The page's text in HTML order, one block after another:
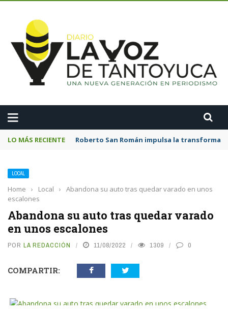
LO MÁS RECIENTE Roberto San Román impulsa la
LOCAL
Home › Local ›
Abandona su auto tras quedar varado en unos
escalones
Abandona su auto tras quedar varado
en unos escalones
POR LA REDACCIÓN 11/08/2022 1309 0
COMPARTIR: